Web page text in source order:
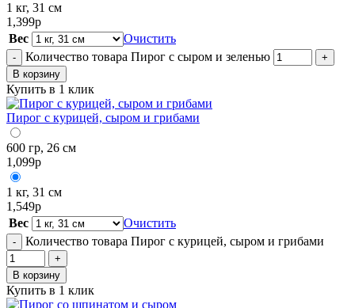
1 кг, 31 см
1,399р
Вес
Очистить
- Количество товара Пирог с сыром и зеленью
+
В корзину
Купить в 1 клик
Пирог с курицей, сыром и грибами
600 гр, 26 см
1,099р
1 кг, 31 см
1,549р
Вес
Очистить
- Количество товара Пирог с курицей, сыром и грибами
+
В корзину
Купить в 1 клик